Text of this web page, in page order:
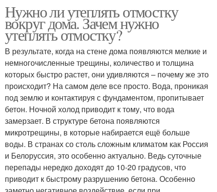
Нужно ли утеплять отмостку
вокруг дома. Зачем нужно
утеплять отмостку?
В результате, когда на стене дома появляются мелкие и
немногочисленные трещины, количество и толщина
которых быстро растет, они удивляются – почему же это
происходит? На самом деле все просто. Вода, проникая
под землю и контактируя с фундаментом, пропитывает
бетон. Ночной холод приводит к тому, что вода
замерзает. В структуре бетона появляются
микротрещины, в которые набирается ещё больше
воды. В странах со столь сложным климатом как Россия
и Белоруссия, это особенно актуально. Ведь суточные
перепады нередко доходят до 10-20 градусов, что
приводит к быстрому разрушению бетона. Особенно